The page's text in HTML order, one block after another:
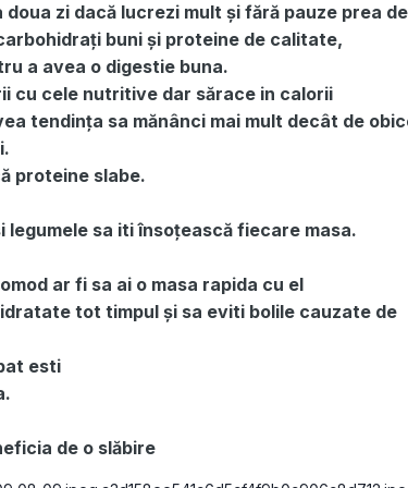
zi dacă lucrezi mult și fără pauze prea
buni și proteine de calitate,
a avea o digestie buna.
cu cele nutritive dar sărace in calorii
tendința sa mănânci mai mult decât de
proteine slabe.
sa iti însoțească fiecare masa.
ar fi sa ai o masa rapida cu el
tot timpul și sa eviti bolile cauzate de
esti
de o slăbire